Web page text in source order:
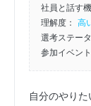
社員と話す
理解度： 高
選考ステー
参加イベント
自分のやり